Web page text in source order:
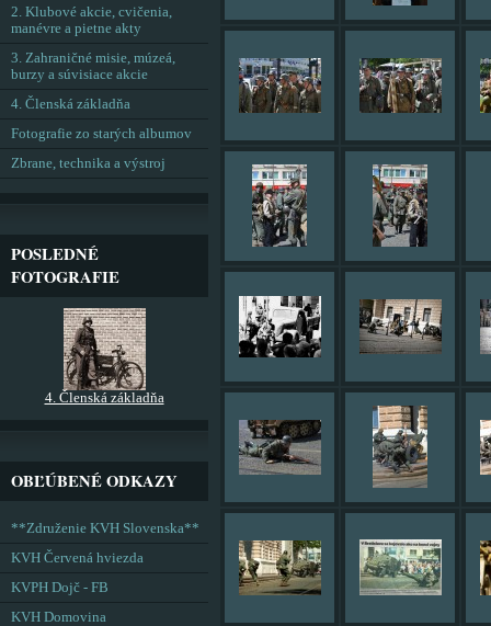
2. Klubové akcie, cvičenia,
manévre a pietne akty
3. Zahraničné misie, múzeá,
burzy a súvisiace akcie
4. Členská základňa
Fotografie zo starých albumov
Zbrane, technika a výstroj
POSLEDNÉ
FOTOGRAFIE
4. Členská základňa
OBĽÚBENÉ ODKAZY
**Združenie KVH Slovenska**
KVH Červená hviezda
KVPH Dojč - FB
KVH Domovina